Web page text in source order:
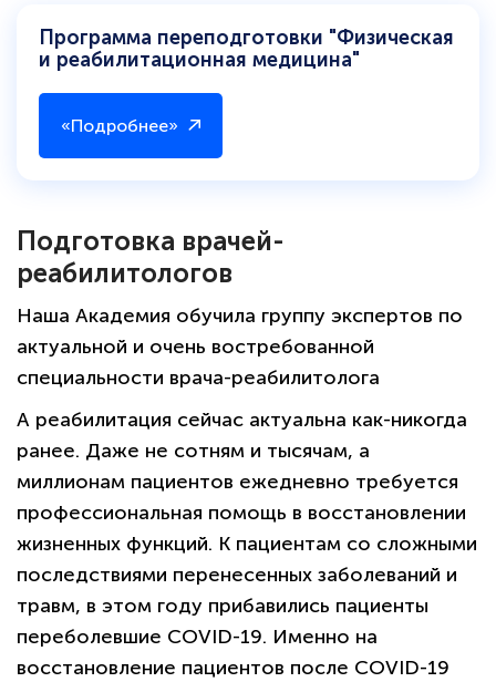
Программа переподготовки "Физическая
и реабилитационная медицина"
«Подробнее»
Подготовка врачей-
реабилитологов
Наша Академия обучила группу экспертов по
актуальной и очень востребованной
специальности врача-реабилитолога
А реабилитация сейчас актуальна как-никогда
ранее. Даже не сотням и тысячам, а
миллионам пациентов ежедневно требуется
профессиональная помощь в восстановлении
жизненных функций. К пациентам со сложными
последствиями перенесенных заболеваний и
травм, в этом году прибавились пациенты
переболевшие COVID-19. Именно на
восстановление пациентов после COVID-19